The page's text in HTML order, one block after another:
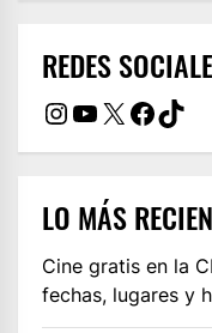
REDES
Instagram
YouTube
X
LO MÁS
Cine gratis en la
fechas, lugares y